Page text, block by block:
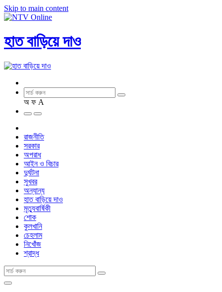
Skip to main content
হাত বাড়িয়ে দাও
অ ফ A
রাজনীতি
সরকার
অপরাধ
আইন ও বিচার
দুর্ঘটনা
সুখবর
অন্যান্য
হাত বাড়িয়ে দাও
মৃত্যুবার্ষিকী
শোক
কুলখানি
চেহলাম
নিখোঁজ
শ্রাদ্ধ